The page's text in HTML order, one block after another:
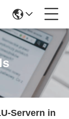
Servern in